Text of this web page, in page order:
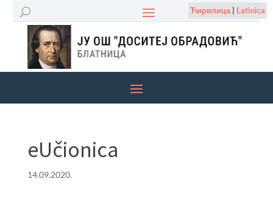
Ћирилица| Latinica
eUčionica
14.09.2020.